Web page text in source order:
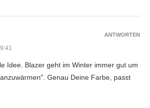
Idee. Blazer geht im Winter immer gut um
Genau Deine Farbe, passt
ANTWORTEN